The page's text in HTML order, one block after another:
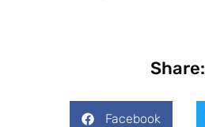
Share:
Facebook